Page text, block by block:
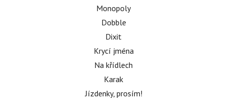
Monopoly
Dobble
Dixit
Krycí jména
Na křídlech
Karak
Jízdenky, prosím!